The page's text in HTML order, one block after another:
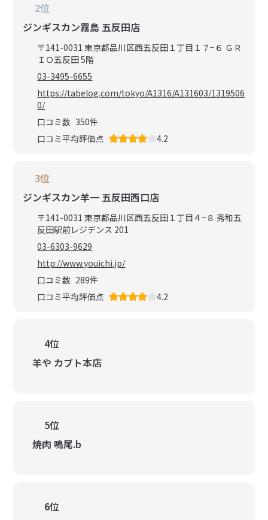
2位
ジンギスカン霧島 五反田店
〒141-0031 東京都品川区西五反田１丁目１７−６ ＧＲ
ＩＯ五反田 5階
03-3495-6655
https://tabelog.com/tokyo/A1316/A131603/1319506
0/
口コミ数 350件
口コミ平均評価点
4.2
3位
ジンギスカン羊一 五反田西口店
〒141-0031 東京都品川区西五反田１丁目４−８ 秀和五
反田駅前レジデンス 201
03-6303-9629
http://www.youichi.jp/
口コミ数 289件
口コミ平均評価点
4.2
4位
羊や カブト本店
5位
焼肉 鳴尾.b
6位